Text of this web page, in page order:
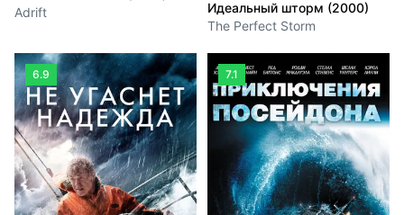
Adrift
Идеальный шторм (2000)
The Perfect Storm
6.9 7.1